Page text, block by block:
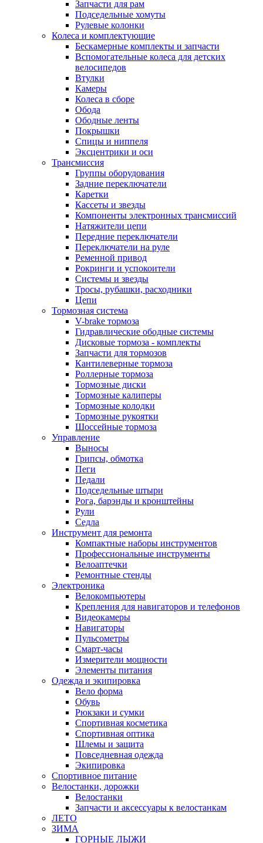
Запчасти для рам
Подседельные хомуты
Рулевые колонки
Колеса и комплектующие
Бескамерные комплекты и запчасти
Вспомогательные колеса для детских
велосипедов
Втулки
Камеры
Колеса в сборе
Обода
Ободные ленты
Покрышки
Спицы и ниппеля
Эксцентрики и оси
Трансмиссия
Группы оборудования
Задние переключатели
Каретки
Кассеты и звезды
Компоненты электронных трансмиссий
Натяжители цепи
Передние переключатели
Переключатели на руле
Ременной привод
Рокринги и успокоители
Системы и звезды
Тросы, рубашки, расходники
Цепи
Тормозная система
V-brake тормоза
Гидравлические ободные системы
Дисковые тормоза - комплекты
Запчасти для тормозов
Кантилеверные тормоза
Роллерные тормоза
Тормозные диски
Тормозные калиперы
Тормозные колодки
Тормозные рукоятки
Шоссейные тормоза
Управление
Выносы
Грипсы, обмотка
Пеги
Педали
Подседельные штыри
Рога, барэнды и кронштейны
Рули
Седла
Инструмент для ремонта
Компактные наборы инструментов
Профессиональные инструменты
Велоаптечки
Ремонтные стенды
Электроника
Велокомпьютеры
Крепления для навигаторов и телефонов
Видеокамеры
Навигаторы
Пульсометры
Смарт-часы
Измерители мощности
Элементы питания
Одежда и экипировка
Вело форма
Обувь
Рюкзаки и сумки
Спортивная косметика
Спортивная оптика
Шлемы и защита
Повседневная одежда
Экипировка
Спортивное питание
Велостанки, дорожки
Велостанки
Запчасти и аксессуары к велостанкам
ЛЕТО
ЗИМА
ГОРНЫЕ ЛЫЖИ